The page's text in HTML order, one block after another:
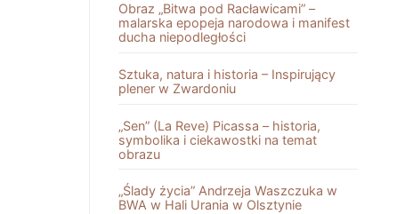
Obraz „Bitwa pod Racławicami” –
malarska epopeja narodowa i manifest
ducha niepodległości
Sztuka, natura i historia – Inspirujący
plener w Zwardoniu
„Sen” (La Reve) Picassa – historia,
symbolika i ciekawostki na temat
obrazu
„Ślady życia” Andrzeja Waszczuka w
BWA w Hali Urania w Olsztynie